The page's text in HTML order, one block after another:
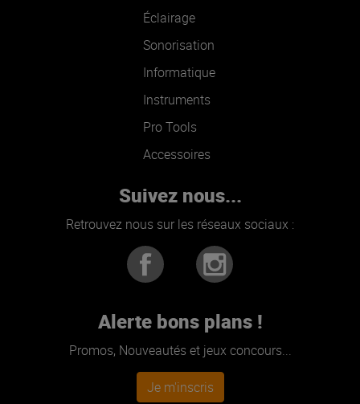
Éclairage
Sonorisation
Informatique
Instruments
Pro Tools
Accessoires
Suivez nous...
Retrouvez nous sur les réseaux sociaux :
Alerte bons plans !
Promos, Nouveautés et jeux concours...
Je m'inscris